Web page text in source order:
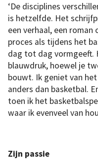
‘De disciplines
is hetzelfde. Het
een verhaal, een
proces als tijdens het
dag tot dag vormgeeft.
blauwdruk, hoewel je
bouwt. Ik geniet van
anders dan basketbal.
toen ik het
waar ik evenveel van
Kobe
Bryant
zat
in
september
samen
met
Newsweek
USA
om
te
spreken
over
zijn
nieuwe
leven
als
ondernemer.
Zijn passie